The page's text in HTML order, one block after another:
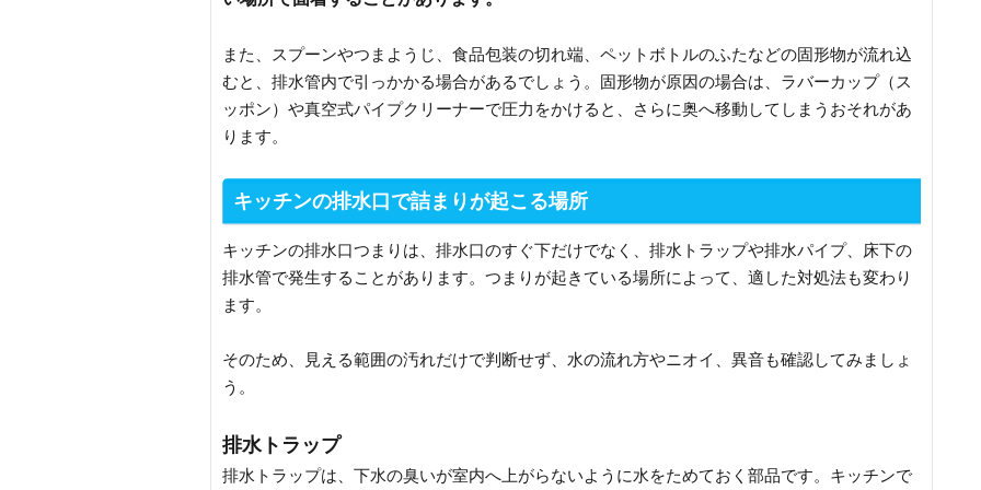
また、スプーンやつまようじ、食品包装の切れ端、ペットボトルのふたなどの固形物が流れ込
むと、排水管内で引っかかる場合があるでしょう。固形物が原因の場合は、ラバーカップ（ス
ッポン）や真空式パイプクリーナーで圧力をかけると、さらに奥へ移動してしまうおそれがあ
ります。
キッチンの排水口で詰まりが起こる場所
キッチンの排水口つまりは、排水口のすぐ下だけでなく、排水トラップや排水パイプ、床下の
排水管で発生することがあります。つまりが起きている場所によって、適した対処法も変わり
ます。
そのため、見える範囲の汚れだけで判断せず、水の流れ方やニオイ、異音も確認してみましょ
う。
排水トラップ
排水トラップは、下水の臭いが室内へ上がらないように水をためておく部品です。キッチンで